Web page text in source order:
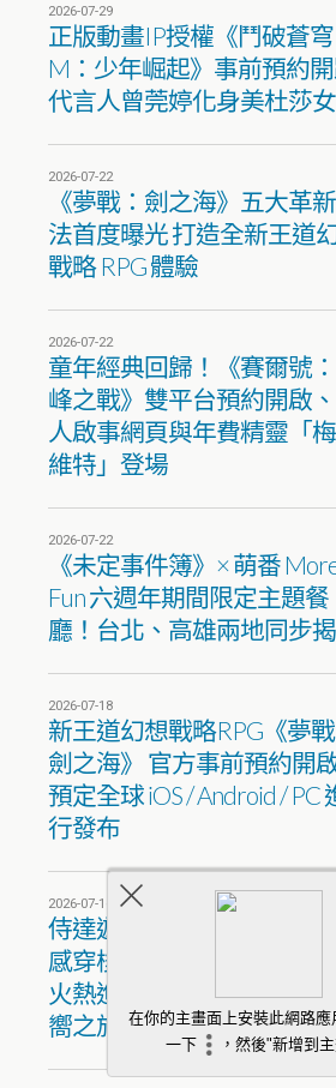
2026-07-29
正版動畫IP授權《鬥破蒼穹
M：少年崛起》事前預約
代言人曾莞婷化身美杜莎
2026-07-22
《夢戰：劍之海》五大革
法首度曝光 打造全新王道
戰略 RPG 體驗
2026-07-22
童年經典回歸！《賽爾號
峰之戰》雙平台預約開啟
人啟事網頁與年費精靈「
維特」登場
2026-07-22
《未定事件簿》× 萌番
Fun 六週年期間限定主題餐
廳！台北、高雄兩地同步
2026-07-18
新王道幻想戰略RPG《夢戰
劍之海》 官方事前預約開
預定全球 iOS / Android / PC
行發布
2026-07-16
侍達遊戲藝術新作 BL 手遊
感穿梭》Google Play 事前預
火熱進行中！一起踏上末日
嚮之旅